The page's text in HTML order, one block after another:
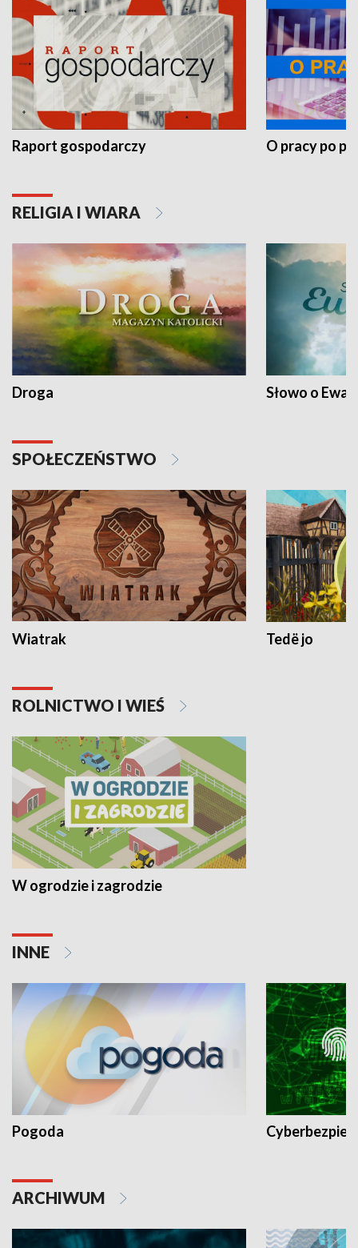
Raport gospodarczy O pracy po
RELIGIA I WIARA
Droga Słowo o
SPOŁECZEŃSTWO
Wiatrak Tedë jo
ROLNICTWO I WIEŚ
W ogrodzie i zagrodzie
INNE
Pogoda
ARCHIWUM